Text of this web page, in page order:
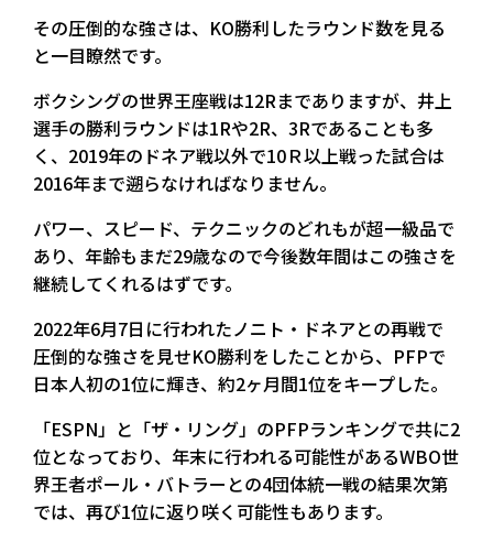
その圧倒的な強さは、KO勝利したラウンド数を見る
と一目瞭然です。
ボクシングの世界王座戦は12Rまでありますが、井上
選手の勝利ラウンドは1Rや2R、3Rであることも多
く、2019年のドネア戦以外で10Ｒ以上戦った試合は
2016年まで遡らなければなりません。
パワー、スピード、テクニックのどれもが超一級品で
あり、年齢もまだ29歳なので今後数年間はこの強さを
継続してくれるはずです。
2022年6月7日に行われたノニト・ドネアとの再戦で
圧倒的な強さを見せKO勝利をしたことから、PFPで
日本人初の1位に輝き、約2ヶ月間1位をキープした。
「ESPN」と「ザ・リング」のPFPランキングで共に2
位となっており、年末に行われる可能性があるWBO世
界王者ポール・バトラーとの4団体統一戦の結果次第
では、再び1位に返り咲く可能性もあります。